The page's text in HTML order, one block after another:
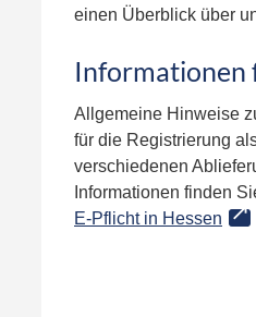
einen Überblick über
Informationen
Allgemeine Hinweise
für die Registrierung
verschiedenen
Informationen finden
E-Pflicht in Hessen